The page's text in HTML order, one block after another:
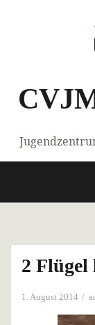
2 Flügel
1. August 2014